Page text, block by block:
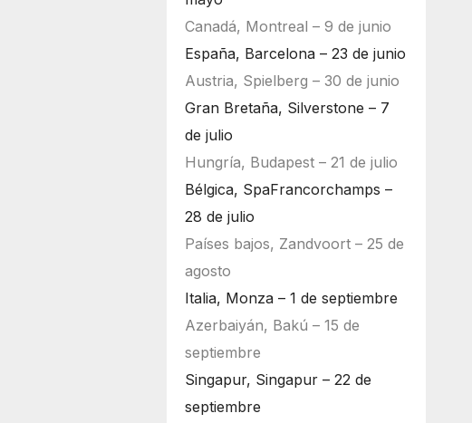
Canadá, Montreal – 9 de junio
España, Barcelona – 23 de junio
Austria, Spielberg – 30 de junio
Gran Bretaña, Silverstone – 7
de julio
Hungría, Budapest – 21 de julio
Bélgica, SpaFrancorchamps –
28 de julio
Países bajos, Zandvoort – 25 de
agosto
Italia, Monza – 1 de septiembre
Azerbaiyán, Bakú – 15 de
septiembre
Singapur, Singapur – 22 de
septiembre